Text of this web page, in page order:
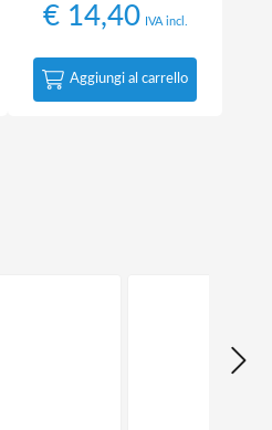
€14,40 IVA incl.
Aggiungi al carrello